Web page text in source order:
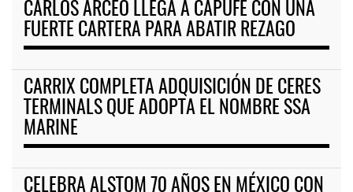
CARLOS ARCEO LLEGA A CAPUFE CON UNA
FUERTE CARTERA PARA ABATIR REZAGO
CARRIX COMPLETA ADQUISICIÓN DE CERES
TERMINALS QUE ADOPTA EL NOMBRE SSA
MARINE
CELEBRA ALSTOM 70 AÑOS EN MÉXICO CON